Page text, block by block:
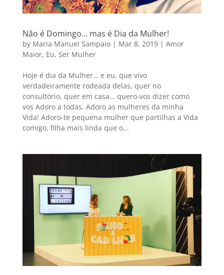
Não é Domingo… mas é Dia da Mulher!
by Maria Manuel Sampaio| Mar 8, 2019| Amor
Maior, Eu, Ser Mulher
Hoje é dia da Mulher… e eu, que vivo
verdadeiramente rodeada delas, quer no
consultório, quer em casa… quero-vos dizer como
vos Adoro a todas. Adoro as mulheres da minha
Vida! Adoro-te pequena mulher que partilhas a Vida
comigo, filha mais linda que o...